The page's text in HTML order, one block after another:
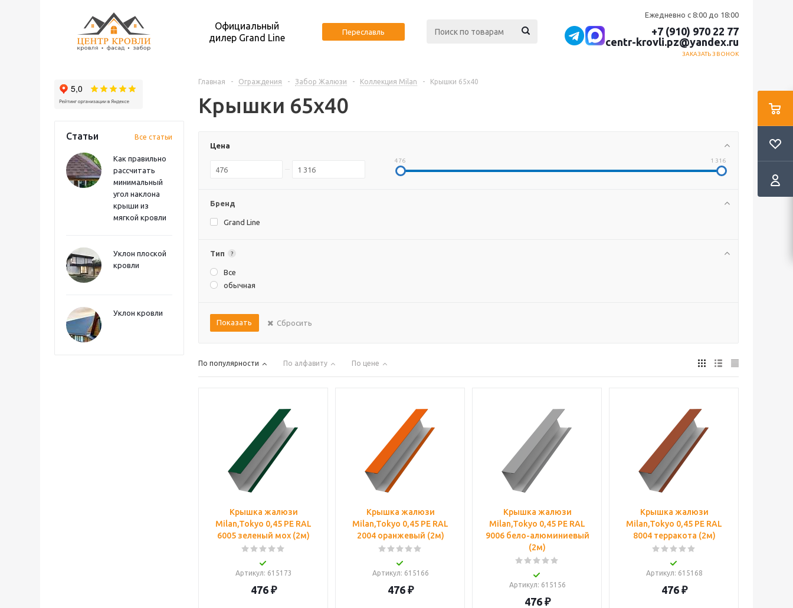
Официальный
дилер Grand Line
Переславль
Ежедневно с 8:00 до 18:00
+7 (910) 970 22 77
centr-krovli.pz@yandex.ru
ЗАКАЗАТЬ ЗВОНОК
Статьи Все статьи
Как правильно
рассчитать
минимальный
угол наклона
крыши из
мягкой кровли
Уклон плоской
кровли
Уклон кровли
Главная - Ограждения - Забор Жалюзи - Коллекция Milan - Крышки 65х40
Крышки 65х40
Цена
476 1 316
Бренд
Grand Line
Тип ?
Все
обычная
Показать Сбросить
По популярности По алфавиту По цене
Крышка жалюзи
Milan,Tokyo 0,45 PE RAL
6005 зеленый мох (2м)
Артикул: 615173
476₽
Крышка жалюзи
Milan,Tokyo 0,45 PE RAL
2004 оранжевый (2м)
Артикул: 615166
476₽
Крышка жалюзи
Milan,Tokyo 0,45 PE RAL
9006 бело-алюминиевый
(2м)
Артикул: 615156
476₽
Крышка жалюзи
Milan,Tokyo 0,45 PE RAL
8004 терракота (2м)
Артикул: 615168
476₽